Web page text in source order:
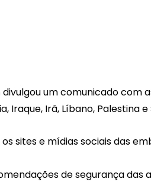
um comunicado com
Iraque, Irã, Líbano, Palestina e
sites e mídias sociais das
de segurança das